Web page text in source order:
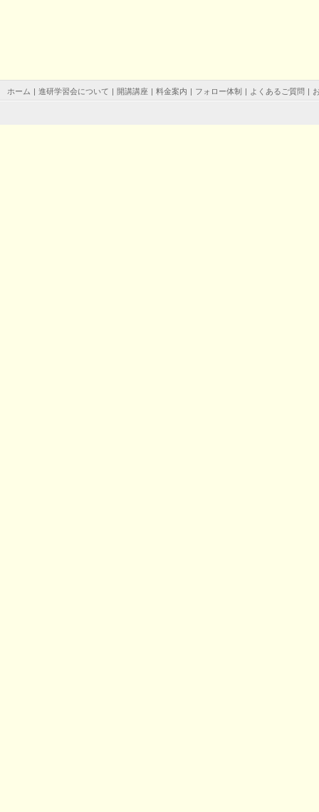
ホーム | 進研学習会について | 開講講座 | 料金案内 | フォロー体制 | よくあるご質問 |